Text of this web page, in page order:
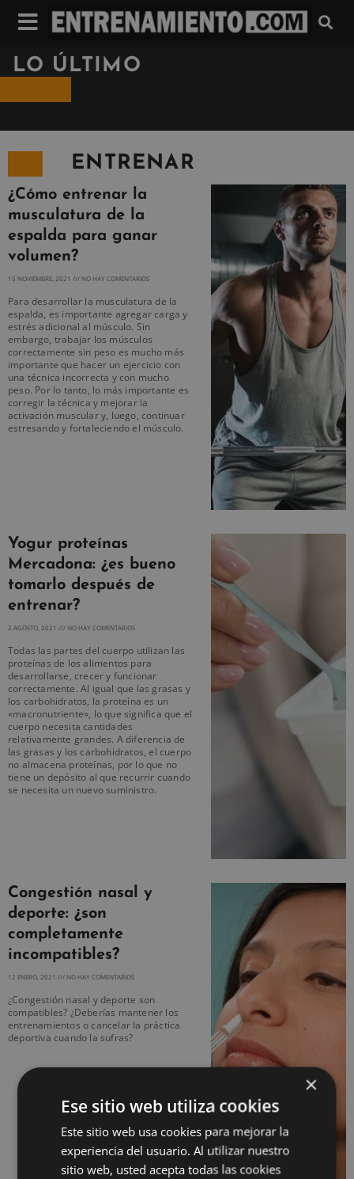
LO ÚLTIMO
ENTRENAR
¿Cómo entrenar la
musculatura de la
espalda para ganar
volumen?
15 NOVIEMBRE, 2021 NO HAY COMENTARIOS
Para desarrollar la musculatura de la
espalda, es importante agregar carga y
estrés adicional al músculo. Sin
embargo, trabajar los músculos
correctamente sin peso es mucho más
importante que hacer un ejercicio con
una técnica incorrecta y con mucho
peso. Por lo tanto, lo más importante es
corregir la técnica y mejorar la
activación muscular y, luego, continuar
estresando y fortaleciendo el músculo.
Yogur proteínas
Mercadona: ¿es bueno
tomarlo después de
entrenar?
2 AGOSTO, 2021 NO HAY COMENTARIOS
Todas las partes del cuerpo utilizan las
proteínas de los alimentos para
desarrollarse, crecer y funcionar
correctamente. Al igual que las grasas y
los carbohidratos, la proteína es un
«macronutriente», lo que significa que el
cuerpo necesita cantidades
relativamente grandes. A diferencia de
las grasas y los carbohidratos, el cuerpo
no almacena proteínas, por lo que no
tiene un depósito al que recurrir cuando
se necesita un nuevo suministro.
Congestión nasal y
deporte: ¿son
completamente
incompatibles?
12 ENERO, 2021 NO HAY COMENTARIOS
¿Congestión nasal y deporte son
compatibles? ¿Deberías mantener los
entrenamientos o cancelar la práctica
deportiva cuando la sufras?
×
Ese sitio web utiliza cookies
Este sitio web usa cookies para mejorar la
experiencia del usuario. Al utilizar nuestro
sitio web, usted acepta todas las cookies